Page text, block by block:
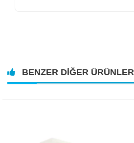
BENZER DIĞER ÜRÜNLER